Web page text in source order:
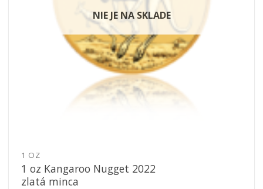
NIE JE NA SKLADE
1 OZ
1 oz Kangaroo Nugget 2022
zlatá minca